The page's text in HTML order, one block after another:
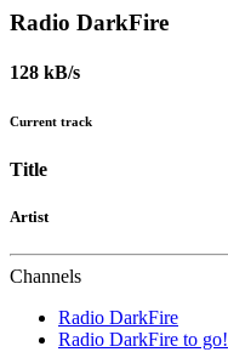
Radio DarkFire
128 kB/s
Current track
Title
Artist
Channels
Radio DarkFire
Radio DarkFire to go!